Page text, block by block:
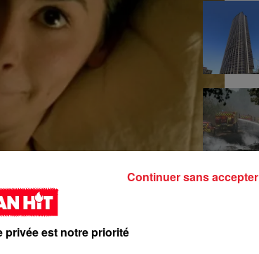
privée est notre priorité
Continuer sans accepter